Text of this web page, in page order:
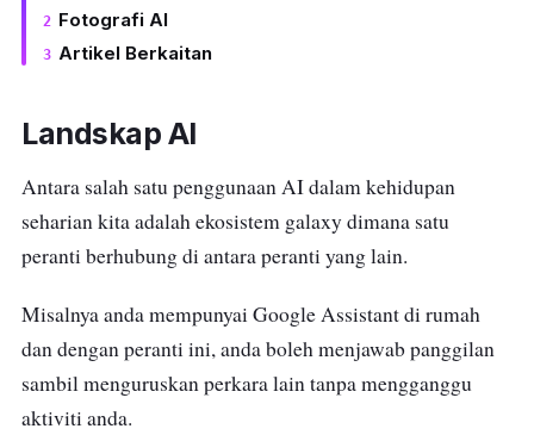
Fotografi AI
Artikel Berkaitan
Landskap AI
Antara salah satu penggunaan AI dalam kehidupan
seharian kita adalah ekosistem galaxy dimana satu
peranti berhubung di antara peranti yang lain.
Misalnya anda mempunyai Google Assistant di rumah
dan dengan peranti ini, anda boleh menjawab panggilan
sambil menguruskan perkara lain tanpa mengganggu
aktiviti anda.